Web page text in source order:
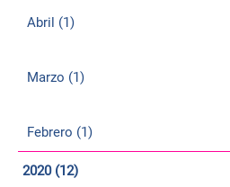
Abril (1)
Marzo (1)
Febrero (1)
2020 (12)